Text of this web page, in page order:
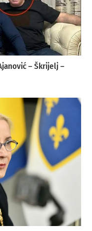
Ajanović – Škrijelj –